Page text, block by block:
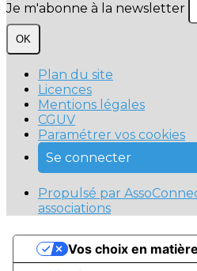
Je m'abonne à la newsletter
OK
Plan du site
Licences
Mentions légales
CGUV
Paramétrer vos cookies
Se connecter
Propulsé par
associations
Vos choix en